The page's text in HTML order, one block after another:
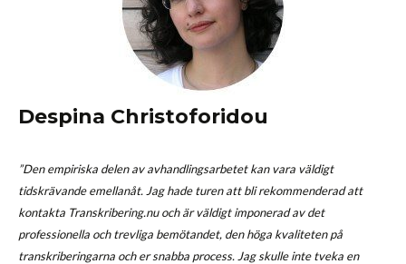
Despina Christoforidou
”Den empiriska delen av avhandlingsarbetet kan vara väldigt
tidskrävande emellanåt. Jag hade turen att bli rekommenderad att
kontakta Transkribering.nu och är väldigt imponerad av det
professionella och trevliga bemötandet, den höga kvaliteten på
transkriberingarna och er snabba process. Jag skulle inte tveka en